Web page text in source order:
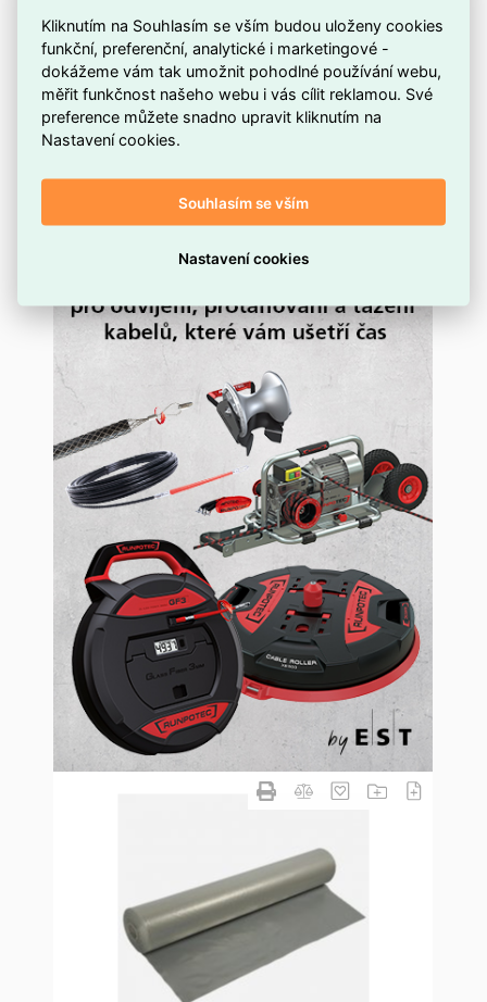
Vaše cena s DPH
Vaše cena bez DPH
23,70 Kč
19,59 Kč
ks
Přidat do košíku
Kliknutím na Souhlasím se vším budou uloženy cookies
funkční, preferenční, analytické i marketingové -
dokážeme vám tak umožnit pohodlné používání webu,
měřit funkčnost našeho webu i vás cílit reklamou. Své
preference můžete snadno upravit kliknutím na
Nastavení cookies.
Souhlasím se vším
Nastavení cookies